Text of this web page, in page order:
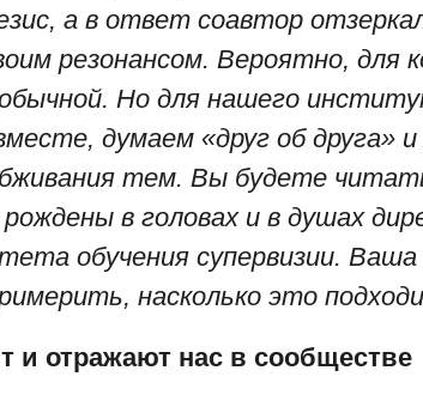
а в ответ соавтор
резонансом. Вероятно, для
Но для нашего
думаем «друг об друга»
тем. Вы будете
в головах и в душах
обучения супервизии. Ваша
насколько это
и отражают нас в сообществе